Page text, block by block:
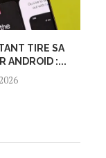
TIRE SA
ANDROID :...